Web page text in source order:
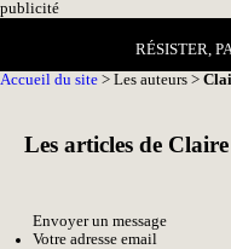
publicité
RÉSISTER,
Accueil du site > Les auteurs >
Les articles de
Envoyer un message
Votre adresse email